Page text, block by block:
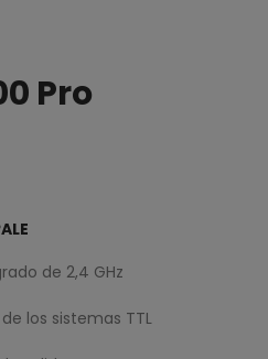
Pro
de 2,4 GHz
los sistemas TTL